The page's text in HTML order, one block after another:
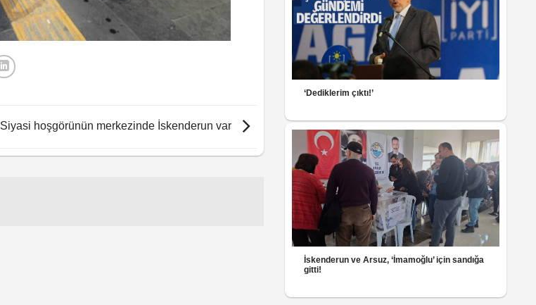
Siyasi hoşgörünün merkezinde İskenderun var
‘Dediklerim çıktı!’
İskenderun ve Arsuz, ‘İmamoğlu’ için sandığa
gitti!